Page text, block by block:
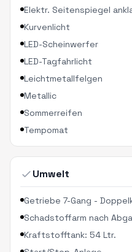
Elektr. Seitenspiegel
Kurvenlicht
LED-Scheinwerfer
LED-Tagfahrlicht
Leichtmetallfelgen
Metallic
Sommerreifen
Tempomat
Umwelt
Getriebe 7-Gang -
Schadstoffarm nach
Kraftstofftank: 54 Ltr.